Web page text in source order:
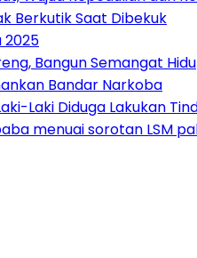
Berkutik Saat Dibekuk
2025
Bangun Semangat
Bandar Narkoba
Laki Diduga Lakukan
menuai sorotan LSM